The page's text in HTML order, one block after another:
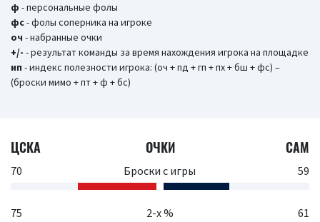
ф - персональные фолы
фс- фолы соперника на игроке
оч - набранные очки
+/- - результат команды за время нахождения игрока на площадке
ип - индекс полезности игрока: (оч + пд + гп + пх + бш + фс) –
(броски мимо + пт + ф + бс)
ЦСКА ОЧКИ САМ
70 Броски с игры 59
75 2-х % 61